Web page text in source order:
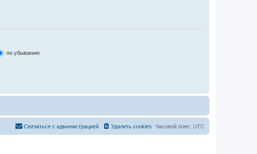
по убыванию
Часовой пояс: UTC
Удалить cookies
Связаться с администрацией